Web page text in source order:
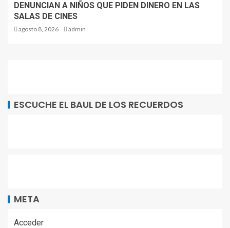
DENUNCIAN A NIÑOS QUE PIDEN DINERO EN LAS
SALAS DE CINES
agosto 8, 2026 admin
ESCUCHE EL BAUL DE LOS RECUERDOS
META
Acceder